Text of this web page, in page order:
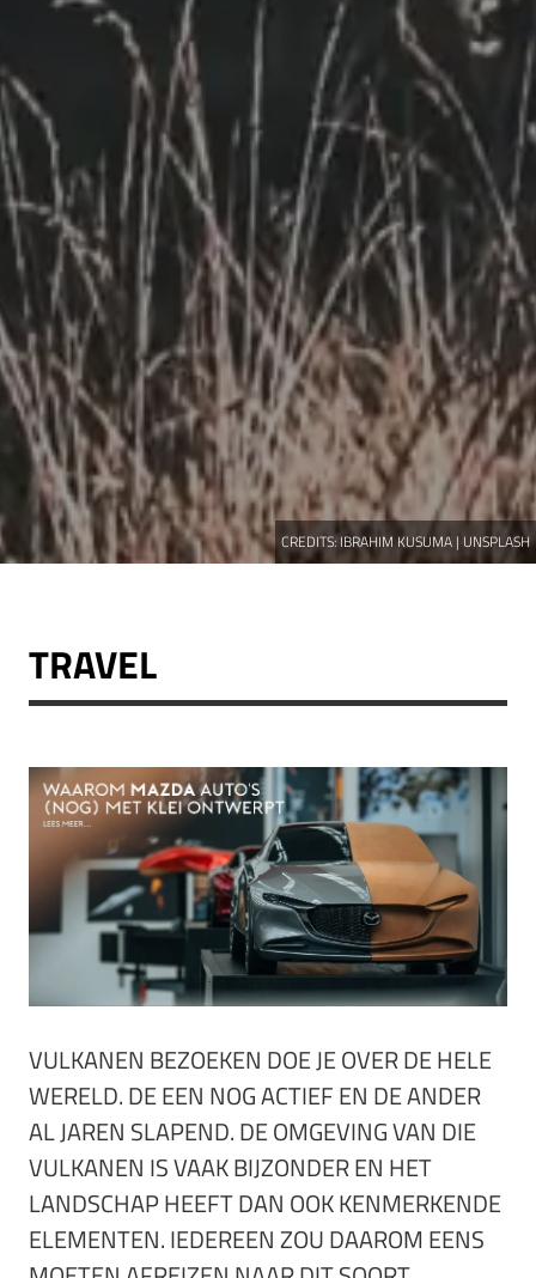
CREDITS:IBRAHIM KUSUMA | UNSPLASH
TRAVEL
VULKANEN BEZOEKEN DOE JE OVER DE HELE
WERELD. DE EEN NOG ACTIEF EN DE ANDER
AL JAREN SLAPEND. DE OMGEVING VAN DIE
VULKANEN IS VAAK BIJZONDER EN HET
LANDSCHAP HEEFT DAN OOK KENMERKENDE
ELEMENTEN. IEDEREEN ZOU DAAROM EENS